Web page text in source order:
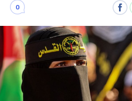
0